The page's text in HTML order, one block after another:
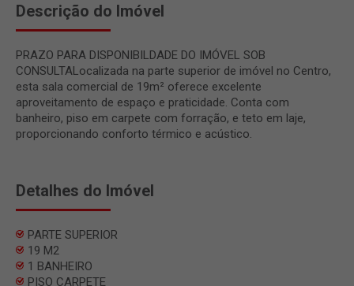
Descrição do Imóvel
PRAZO PARA DISPONIBILDADE DO IMÓVEL SOB
CONSULTALocalizada na parte superior de imóvel no Centro,
esta sala comercial de 19m² oferece excelente
aproveitamento de espaço e praticidade. Conta com
banheiro, piso em carpete com forração, e teto em laje,
proporcionando conforto térmico e acústico.
Detalhes do Imóvel
PARTE SUPERIOR
19 M2
1 BANHEIRO
PISO CARPETE